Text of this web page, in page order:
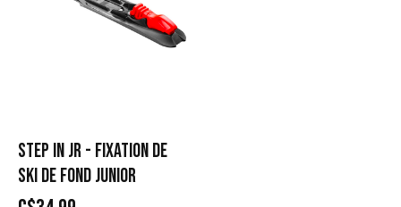
STEP IN JR - FIXATION DE
SKI DE FOND JUNIOR